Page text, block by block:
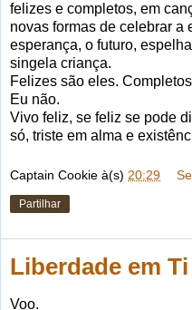
felizes e completos, em
novas formas de celebrar a
esperança, o futuro,
singela criança.
Felizes são eles.
Eu não.
Vivo feliz, se feliz se pode
só, triste em alma e
Captain Cookie à(s) 20:29
Partilhar
Liberdade em Ti
Voo.